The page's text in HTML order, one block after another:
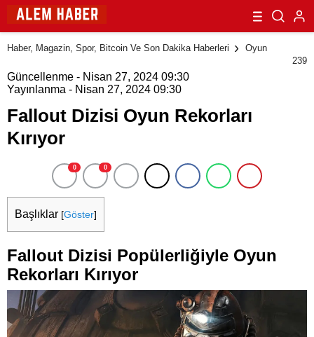
Haber, Magazin, Spor, Bitcoin Ve Son Dakika Haberleri
Oyun
239
Güncellenme - Nisan 27, 2024 09:30
Yayınlanma - Nisan 27, 2024 09:30
Fallout Dizisi Oyun Rekorları
Kırıyor
0 0
Başlıklar [Göster]
Fallout Dizisi Popülerliğiyle Oyun
Rekorları Kırıyor